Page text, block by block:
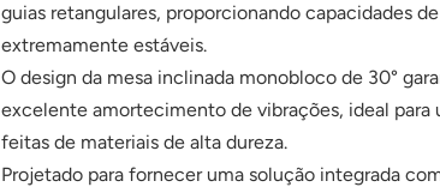
guias retangulares, proporcionando capacidades
extremamente estáveis.
O design da mesa inclinada monobloco de 30°
excelente amortecimento de vibrações, ideal para
feitas de materiais de alta dureza.
Projetado para fornecer uma solução integrada